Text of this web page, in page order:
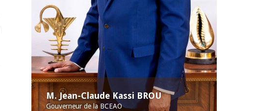
M. Jean-Claude Kassi BROU
Gouverneur de la BCEAO